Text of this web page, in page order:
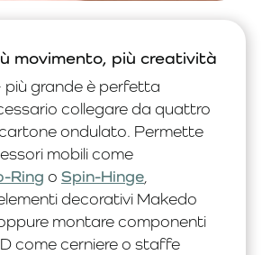
movimento, più creatività
più grande è perfetta
collegare da quattro
ondulato. Permette
mobili come
Ring o Spin-Hinge
decorativi Makedo
montare componenti
come cerniere o staffe